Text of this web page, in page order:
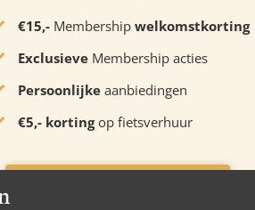
€15,- Membership welkomstkorting
Exclusieve Membership acties
Persoonlijke aanbiedingen
€5,- kortingop fietsverhuur